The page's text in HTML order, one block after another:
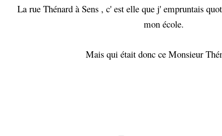
La rue Thénard à Sens , c' est elle que j' empruntais
mon école.
Mais qui était donc ce Monsieur